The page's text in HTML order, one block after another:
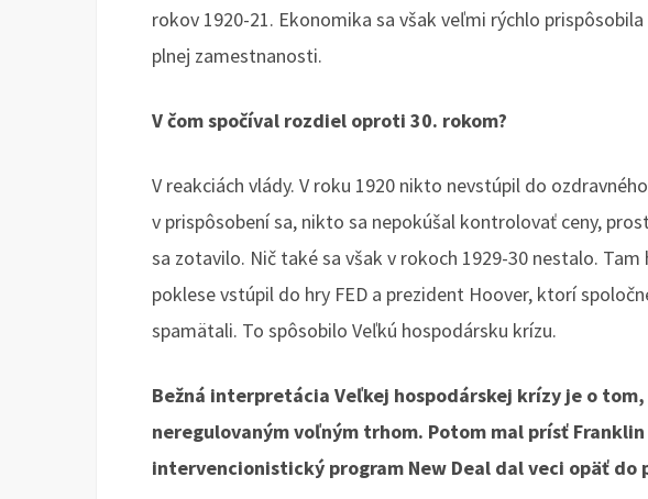
rokov 1920-21. Ekonomika sa však veľmi rýchlo
plnej zamestnanosti.
V čom spočíval rozdiel oproti 30. rokom?
V reakciách vlády. V roku 1920 nikto nevstúpil do
v prispôsobení sa, nikto sa nepokúšal kontrolovať ceny,
sa zotavilo. Nič také sa však v rokoch 1929-30 nestalo.
poklese vstúpil do hry FED a prezident Hoover, ktorí
spamätali. To spôsobilo Veľkú hospodársku krízu.
Bežná interpretácia Veľkej hospodárskej krízy je o tom,
neregulovaným voľným trhom. Potom mal prísť
intervencionistický program New Deal dal veci opäť do